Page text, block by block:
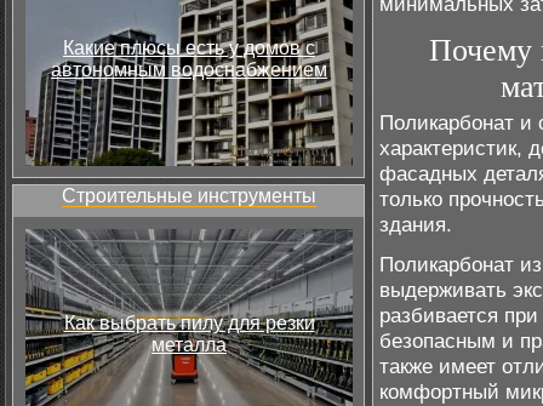
Какие плюсы есть у домов с
автономным водоснабжением
Строительные инструменты
Как выбрать пилу для резки
металла
Почему
Поликарбонат и
характеристик,
фасадных
только
здания.
Поликарбонат
выдерживать
разбивается
безопасным и
также имеет
комфортный